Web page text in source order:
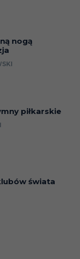
nogą
piłkarskie
świata